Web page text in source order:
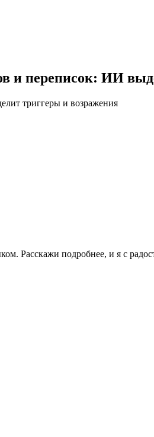
и переписок: ИИ
триггеры и возражения
Расскажи подробнее, и я с